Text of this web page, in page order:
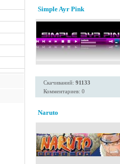
Simple Ayr Pink
Скачиваний: 91133
Комментариев: 0
Naruto